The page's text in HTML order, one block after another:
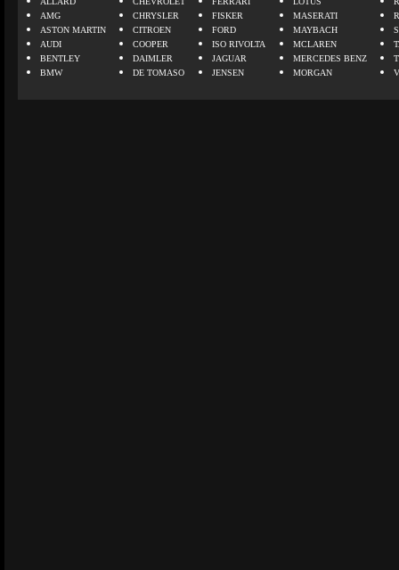
AMG
ASTON MARTIN
AUDI
BENTLEY
BMW
CHRYSLER
CITROEN
COOPER
DAIMLER
DE TOMASO
FISKER
FORD
ISO RIVOLTA
JAGUAR
JENSEN
MASERATI
MAYBACH
MCLAREN
MERCEDES BENZ
MORGAN